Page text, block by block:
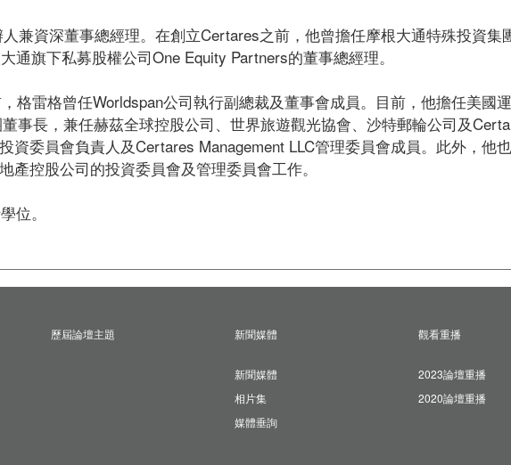
兼資深董事總經理。在創立Certares之前，他曾擔任摩根大通特殊投資集
通旗下私募股權公司One Equity Partners的董事總經理。
格雷格曾任Worldspan公司執行副總裁及董事會成員。目前，他擔任美國
事長，兼任赫茲全球控股公司、世界旅遊觀光協會、沙特郵輪公司及
資委員會負責人及Certares Management LLC管理委員會成員。此外，他
產控股公司的投資委員會及管理委員會工作。
位。
歷屆論壇主題 新聞媒體
新聞媒體
相片集
媒體垂詢
觀看重播
2023論壇重播
2020論壇重播